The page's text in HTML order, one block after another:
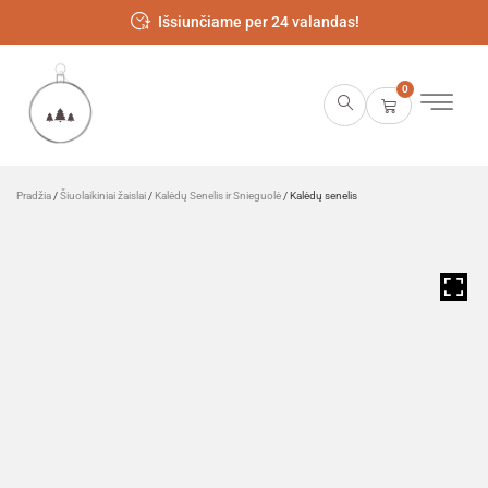
Išsiunčiame per 24 valandas!
0
Pradžia /Šiuolaikiniai žaislai / Kalėdų Senelis ir Snieguolė / Kalėdų senelis